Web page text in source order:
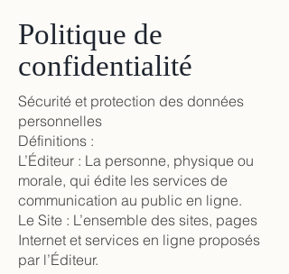
Politique de
confidentialité
Sécurité et protection des données
personnelles
Définitions :
L’Éditeur : La personne, physique ou
morale, qui édite les services de
communication au public en ligne.
Le Site : L’ensemble des sites, pages
Internet et services en ligne proposés
par l’Éditeur.